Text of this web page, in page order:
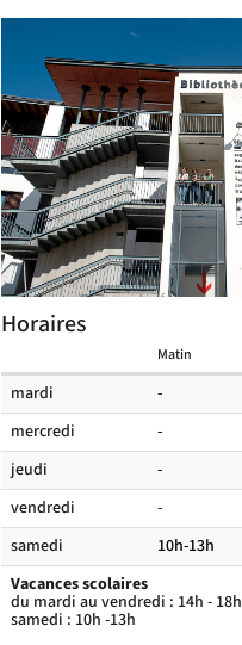
Horaires
Horaires
des
salles
de
lecture
Matin
mardi -
mercredi
-
jeudi
-
vendredi
-
samedi
10h-13h
Vacances scolaires
du mardi au vendredi : 14h - 18h
samedi : 10h -13h